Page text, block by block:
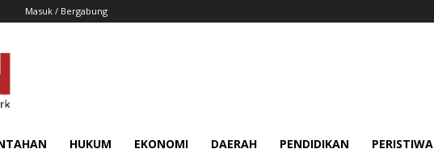
Masuk / Bergabung
HUKUM EKONOMI DAERAH PENDIDIKAN PERISTIWA